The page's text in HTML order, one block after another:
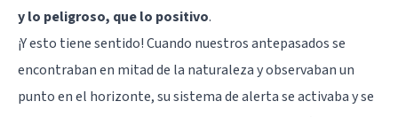
y lo peligroso, que lo positivo.
¡Y esto tiene sentido! Cuando nuestros antepasados se
encontraban en mitad de la naturaleza y observaban un
punto en el horizonte, su sistema de alerta se activaba y se